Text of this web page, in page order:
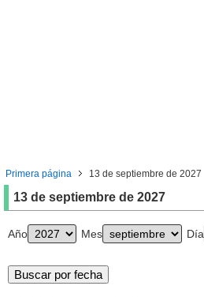
Primera página 13 de septiembre de 2027
13 de septiembre de 2027
Año Mes Día